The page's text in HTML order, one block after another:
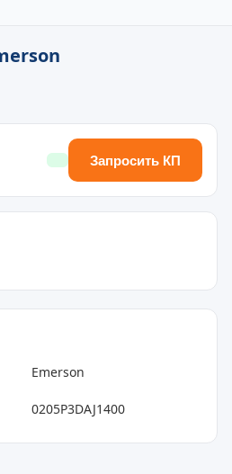
Запросить КП
Emerson
0205P3DAJ1400